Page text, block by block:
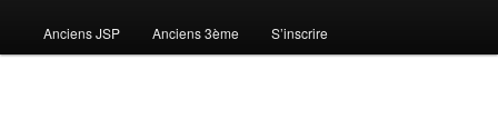
Anciens JSP Anciens 3ème S’inscrire